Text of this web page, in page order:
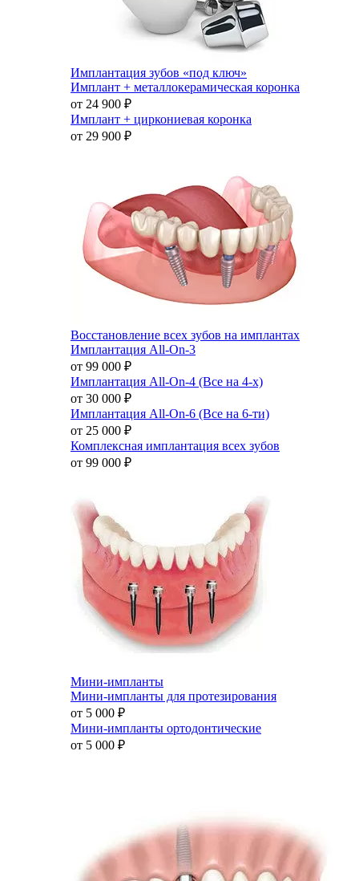
Имплантация зубов «под ключ»
Имплант + металлокерамическая коронка
от 24 900 ₽
Имплант + циркониевая коронка
от 29 900 ₽
Восстановление всех зубов на имплантах
Имплантация All-On-3
от 99 000 ₽
Имплантация All-On-4 (Все на 4-х)
от 30 000 ₽
Имплантация All-On-6 (Все на 6-ти)
от 25 000 ₽
Комплексная имплантация всех зубов
от 99 000 ₽
Мини-импланты
Мини-импланты для протезирования
от 5 000 ₽
Мини-импланты ортодонтические
от 5 000 ₽